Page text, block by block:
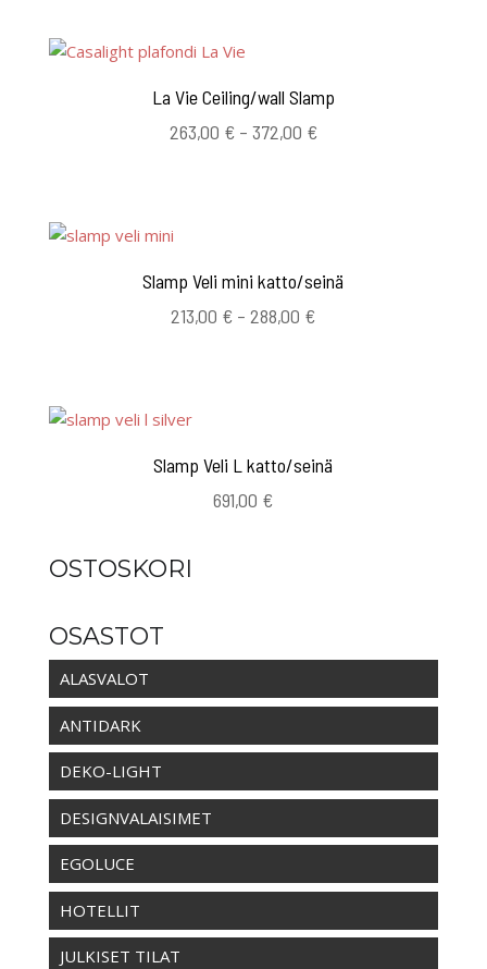
La Vie Ceiling/wall Slamp
263,00 € – 372,00 €Hintaluokka:
Slamp Veli mini katto/seinä
213,00 € – 288,00 €Hintaluokka:
Slamp Veli L katto/seinä
691,00 €
OSTOSKORI
OSASTOT
ALASVALOT
ANTIDARK
DEKO-LIGHT
DESIGNVALAISIMET
EGOLUCE
HOTELLIT
JULKISET TILAT